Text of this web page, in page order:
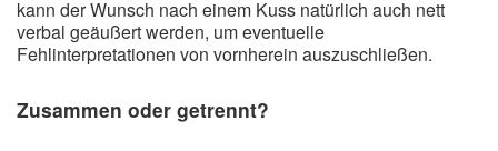
kann der Wunsch nach einem Kuss natürlich auch nett
verbal geäußert werden, um eventuelle
Fehlinterpretationen von vornherein auszuschließen.
Zusammen oder getrennt?